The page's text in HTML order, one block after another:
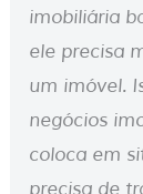
imobiliária
ele precisa
um imóvel.
negócios
coloca em
precisa de